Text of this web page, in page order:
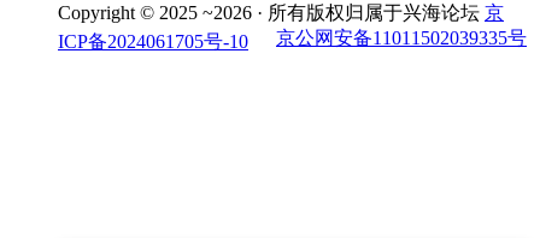
Copyright © 2025 ~2026 · 所有版权归属于兴海论坛 京
ICP备2024061705号-10
京公网安备11011502039335号